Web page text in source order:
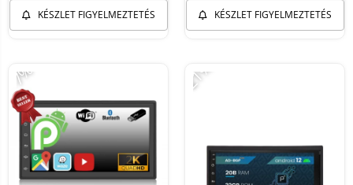
KÉSZLET FIGYELMEZTETÉS KÉSZLET FIGYELMEZTETÉS
-7% -21%